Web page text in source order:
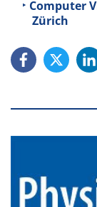
Computer
Zürich